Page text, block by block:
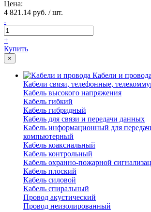
Цена:
4 821.14 руб. / шт.
-
+
Купить
×
Кабели и провода
Кабели связи, телефонные,
Кабель высокого напряжения
Кабель гибкий
Кабель гибридный
Кабель для связи и передачи данных
Кабель информационный для
компьютерный
Кабель коаксиальный
Кабель контрольный
Кабель охранно-пожарной
Кабель плоский
Кабель силовой
Кабель спиральный
Провод акустический
Провод неизолированный